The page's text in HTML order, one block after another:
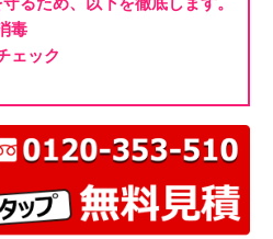
毒
ェック